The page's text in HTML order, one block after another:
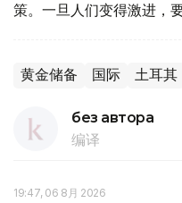
策。一旦人们变得激进，
黄金储备 国际 土耳其
без автора
编译
19:47, 06 8月 2026